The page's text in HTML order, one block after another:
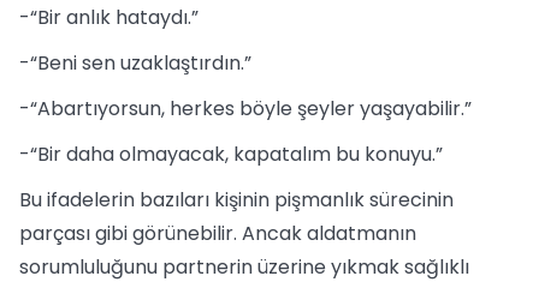
-“Bir anlık hataydı.”
-“Beni sen uzaklaştırdın.”
-“Abartıyorsun, herkes böyle şeyler yaşayabilir.”
-“Bir daha olmayacak, kapatalım bu konuyu.”
Bu ifadelerin bazıları kişinin pişmanlık sürecinin
parçası gibi görünebilir. Ancak aldatmanın
sorumluluğunu partnerin üzerine yıkmak sağlıklı